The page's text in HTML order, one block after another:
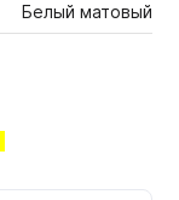
Белый матовый